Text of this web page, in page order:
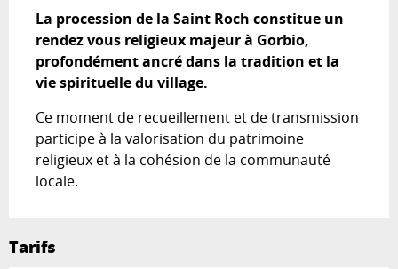
La procession de la Saint Roch constitue un
rendez vous religieux majeur à Gorbio,
profondément ancré dans la tradition et la
vie spirituelle du village.
Ce moment de recueillement et de transmission
participe à la valorisation du patrimoine
religieux et à la cohésion de la communauté
locale.
Tarifs